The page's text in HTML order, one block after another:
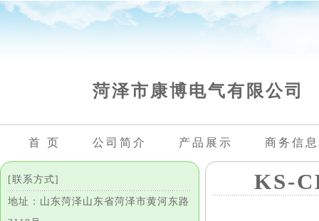
菏泽市康博电气有限公司
首 页 公司简介 产品展示 商务信息
[联系方式]
地址：山东菏泽山东省菏泽市黄河东路
KS-